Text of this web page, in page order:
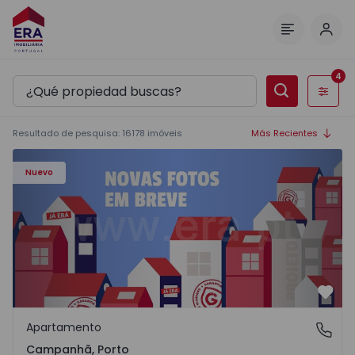
Filtros
4
Resultado de pesquisa: 16178 imóveis Más Recientes
Nuevo
Apartamento T3 Porto, Campanhã - 1575504 - 1
Campanhã, Porto
Apartamento
Campanhã, Porto